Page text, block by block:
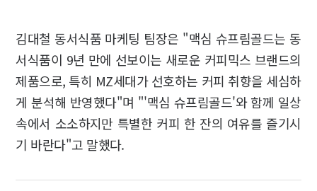
김대철 동서식품 마케팅 팀장은 "맥심 슈프림골드는 동
서식품이 9년 만에 선보이는 새로운 커피믹스 브랜드의
제품으로, 특히 MZ세대가 선호하는 커피 취향을 세심하
게 분석해 반영했다"며 "'맥심 슈프림골드'와 함께 일상
속에서 소소하지만 특별한 커피 한 잔의 여유를 즐기시
기 바란다"고 말했다.